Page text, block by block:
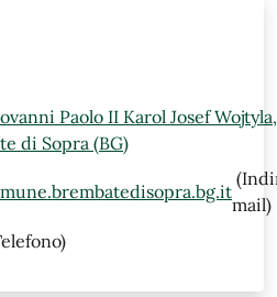
Paolo II Karol Josef
di Sopra (BG)
mail)